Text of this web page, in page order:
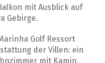
mit Ausblick auf
Gebirge.
Golf Ressort
der Villen: ein
mit Kamin,